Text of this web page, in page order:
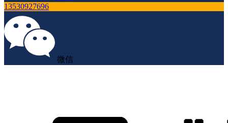
13530927696
微信